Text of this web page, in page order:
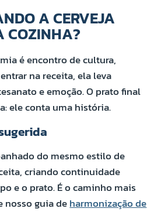
A CERVEJA
COZINHA?
é encontro de cultura,
na receita, ela leva
e emoção. O prato final
ele conta uma história.
do mesmo estilo de
criando continuidade
e o prato. É o caminho mais
nosso guia de harmonização de